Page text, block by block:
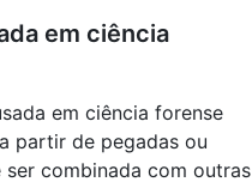
em ciência
em ciência forense
partir de pegadas ou
combinada com outras